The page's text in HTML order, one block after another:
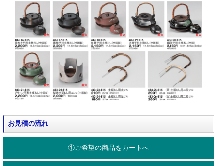
お見積の流れ
①ご希望の商品をカートへ